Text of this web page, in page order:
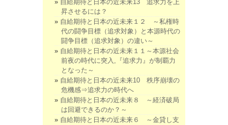
自給期待と日本の近未来13 追求力を上
昇させるには？
自給期待と日本の近未来１２ ～私権時
代の闘争目標（追求対象）と本源時代の
闘争目標（追求対象）の違い～
自給期待と日本の近未来１１～本源社会
前夜の時代に突入,『追求力』が制覇力
となった～
自給期待と日本の近未来10 秩序崩壊の
危機感⇒追求力の時代へ
自給期待と日本の近未来８ ～経済破局
は回避できるのか？～
自給期待と日本の近未来６ ～金貸し支